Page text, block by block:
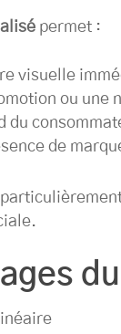
permet :
visuelle
ou une
du
de